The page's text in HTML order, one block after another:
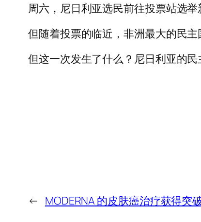
周六，尼日利亚选民前往投票站选举
但随着投票的临近，非洲最大的民
但这一次发生了什么？尼日利亚的民
← MODERNA 的皮肤癌治疗获得突